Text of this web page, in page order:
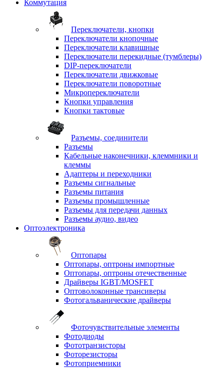
Коммутация
Переключатели, кнопки
Переключатели кнопочные
Переключатели клавишные
Переключатели перекидные (тумблеры)
DIP-переключатели
Переключатели движковые
Переключатели поворотные
Микропереключатели
Кнопки управления
Кнопки тактовые
Разъемы, соединители
Разъемы
Кабельные наконечники, клеммники и
клеммы
Адаптеры и переходники
Разъемы сигнальные
Разъемы питания
Разъемы промышленные
Разъемы для передачи данных
Разъемы аудио, видео
Оптоэлектроника
Оптопары
Оптопары, оптроны импортные
Оптопары, оптроны отечественные
Драйверы IGBT/MOSFET
Оптоволоконные трансиверы
Фотогальванические драйверы
Фоточувствительные элементы
Фотодиоды
Фототранзисторы
Фоторезисторы
Фотоприемники